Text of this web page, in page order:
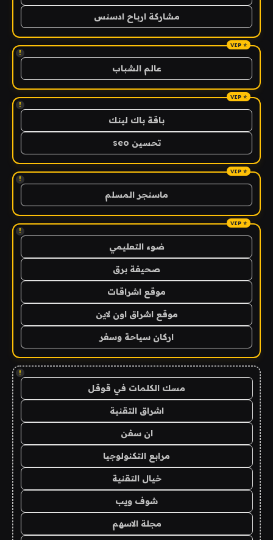
مشاركة ارباح ادسنس
!
عالم الشباب
!
باقة باك لينك
تحسين seo
!
ماسنجر المسلم
!
ضوء التعليمي
صحيفة برق
موقع اشراقات
موقع اشراق اون لاين
اركان سياحة وسفر
!
مسك الكلمات في قوقل
اشراق التقنية
ان سفن
مرابع التكنولوجيا
خيال التقنية
شوف ويب
مجلة الاسهم